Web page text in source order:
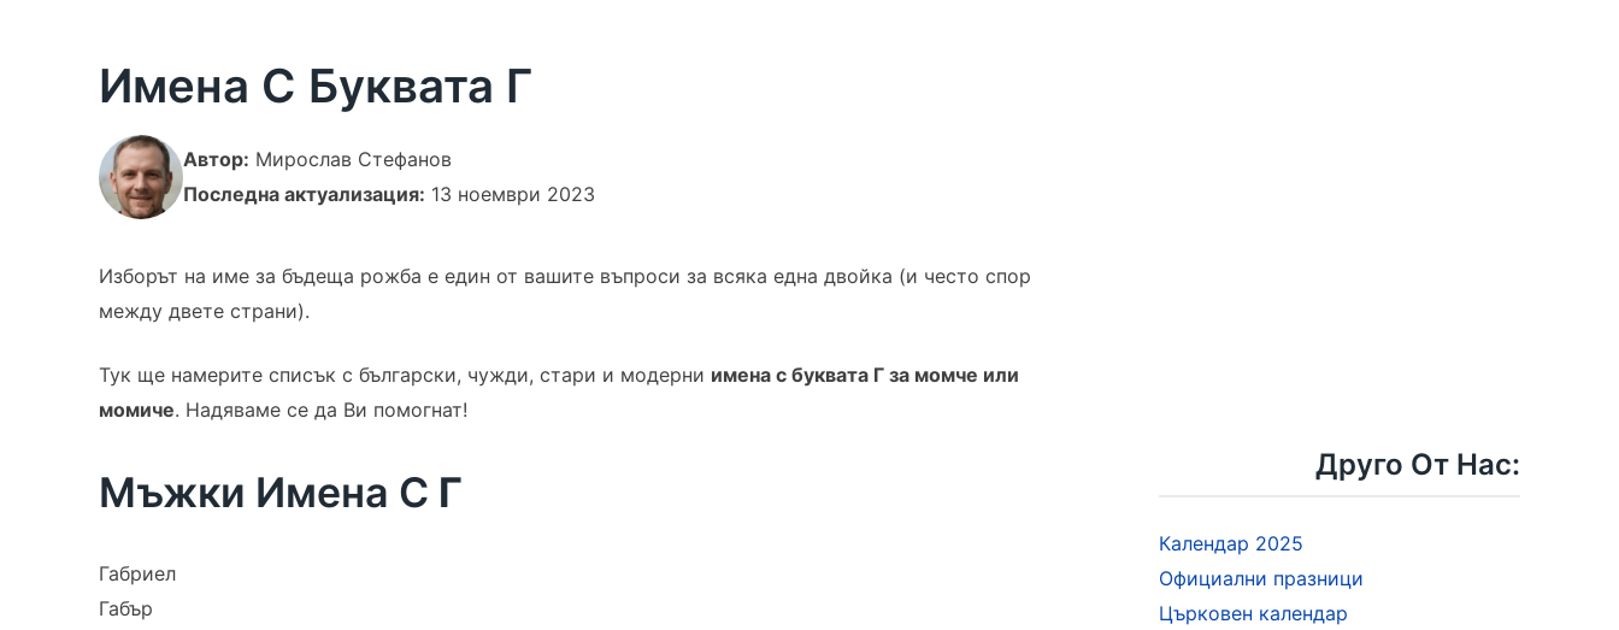
Имена С Буквата Г
Автор: Мирослав Стефанов
Последна актуализация: 13 ноември 2023
Изборът на име за бъдеща рожба е един от вашите въпроси за всяка една двойка (и често спор
между двете страни).
Тук ще намерите списък с български, чужди, стари и модерни имена с буквата Г за момче или
момиче. Надяваме се да Ви помогнат!
Мъжки Имена С Г
Габриел
Габър
Друго От Нас:
Календар 2025
Официални празници
Църковен календар